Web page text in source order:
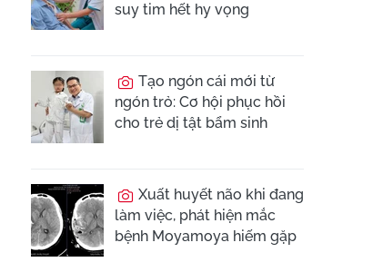
suy tim hết hy vọng
Tạo ngón cái mới từ
ngón trỏ: Cơ hội phục hồi
cho trẻ dị tật bẩm sinh
Xuất huyết não khi đang
làm việc, phát hiện mắc
bệnh Moyamoya hiếm gặp